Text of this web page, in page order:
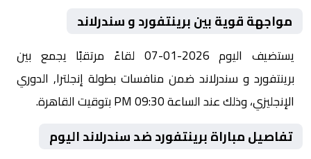
مواجهة قوية بين برينتفورد و سندرلاند
يستضيف اليوم 2026-01-07 لقاءً مرتقبًا يجمع بين
برينتفورد و سندرلاند ضمن منافسات بطولة إنجلترا, الدوري
الإنجليزي، وذلك عند الساعة 09:30 PM بتوقيت القاهرة.
تفاصيل مباراة برينتفورد ضد سندرلاند اليوم